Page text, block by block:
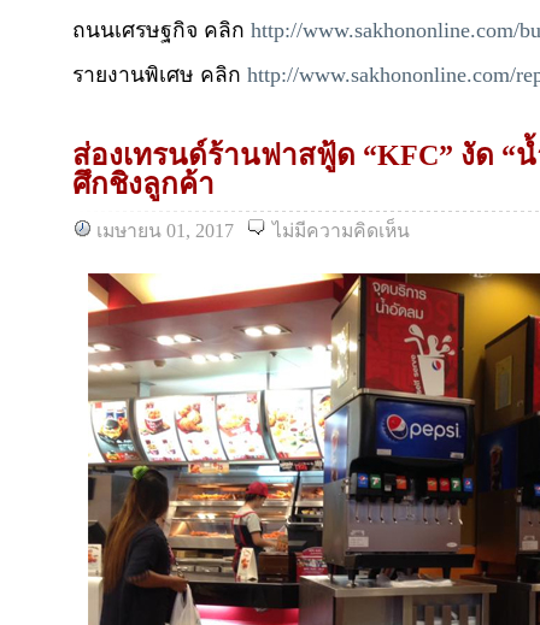
ถนนเศรษฐกิจ คลิก http://www.sakhononline.com/
รายงานพิเศษ คลิก http://www.sakhononline.com/
ส่องเทรนด์ร้านฟาสฟู้ด “KFC” งัด “
ศึกชิงลูกค้า
เมษายน 01, 2017 ไม่มีความคิดเห็น